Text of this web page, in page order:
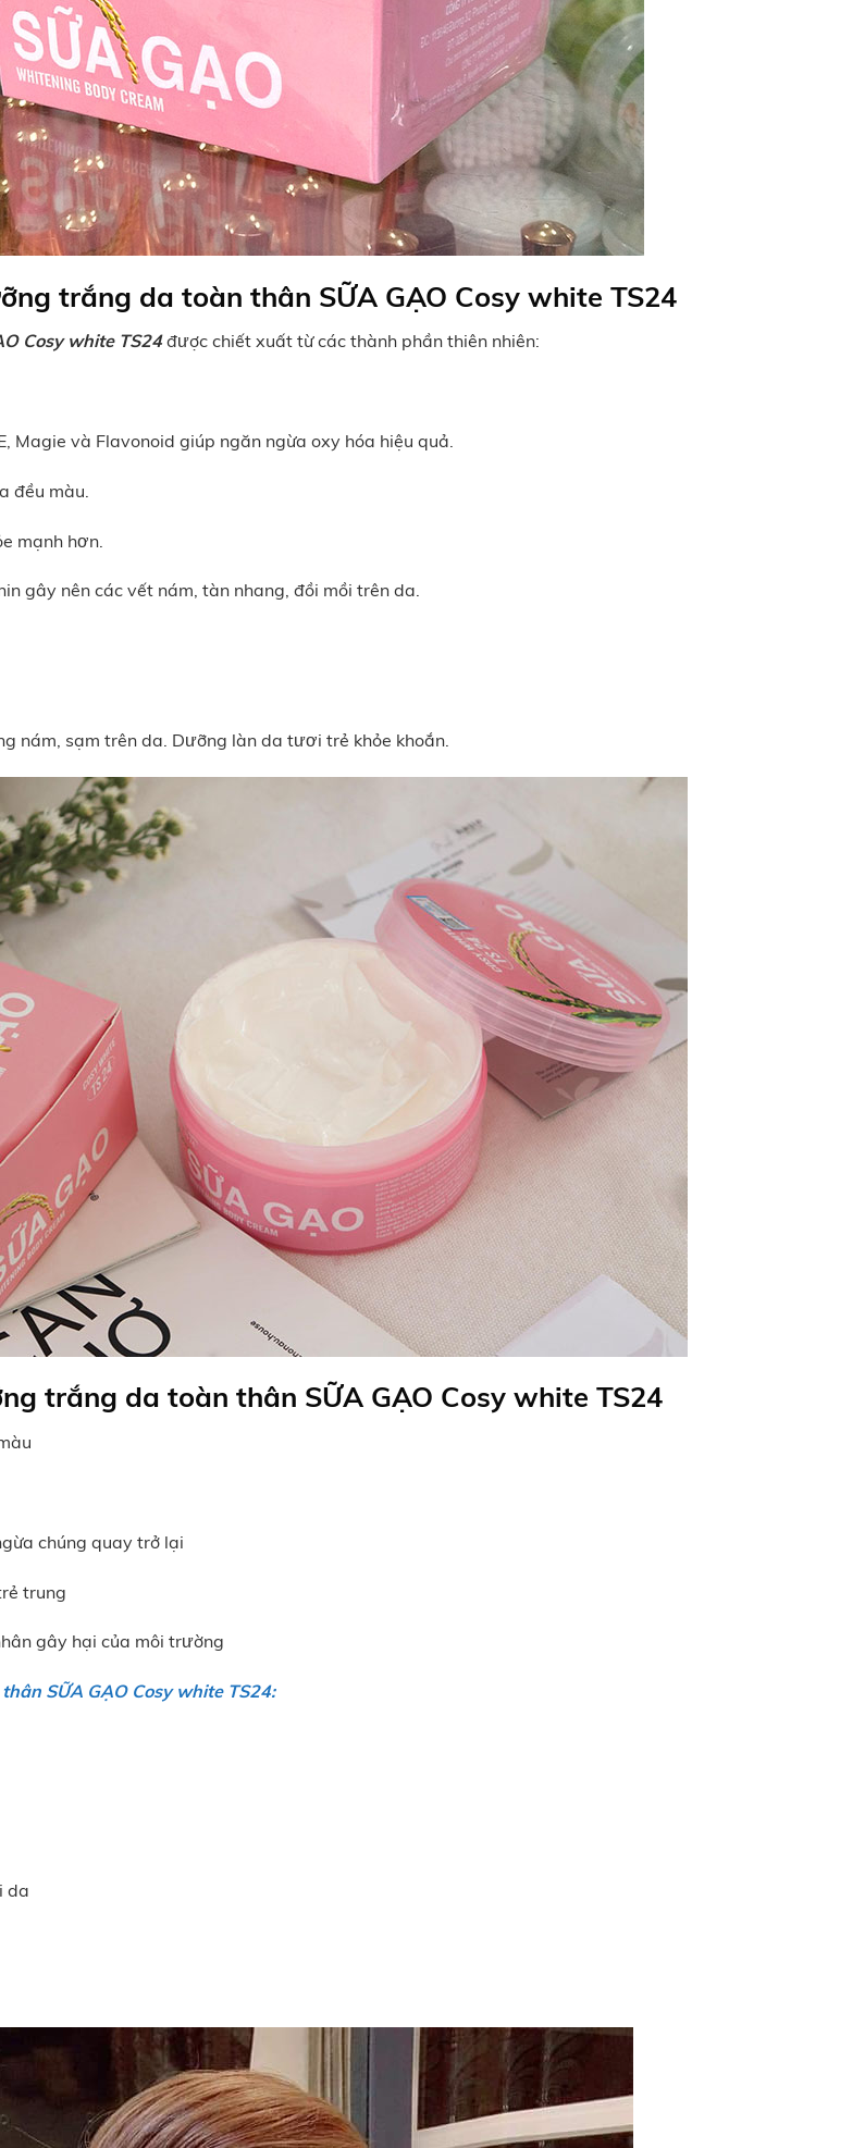
trắng da toàn thân SỮA GẠO Cosy white TS24
Cosy white TS24được chiết xuất từ các thành phần thiên nhiên:
Magie và Flavonoid giúp ngăn ngừa oxy hóa hiệu quả.
đều màu.
mạnh hơn.
gây nên các vết nám, tàn nhang, đồi mồi trên da.
nám, sạm trên da. Dưỡng làn da tươi trẻ khỏe khoắn.
trắng da toàn thân SỮA GẠO Cosy white TS24
chúng quay trở lại
trung
gây hại của môi trường
SỮA GẠO Cosy white TS24:
da